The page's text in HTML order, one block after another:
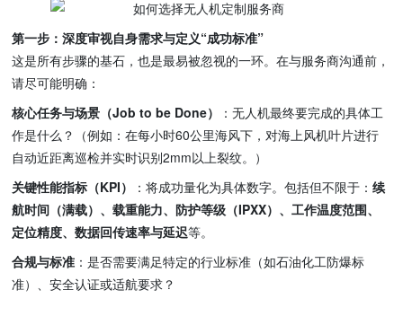
第一步：深度审视自身需求与定义“成功标准”
这是所有步骤的基石，也是最易被忽视的一环。在与服务商沟通前，
请尽可能明确：
核心任务与场景（Job to be Done）
：无人机最终要完成的具体工
作是什么？（例如：在每小时60公里海风下，对海上风机叶片进行
自动近距离巡检并实时识别2mm以上裂纹。）
关键性能指标（KPI）
：将成功量化为具体数字。包括但不限于：续
航时间（满载）、载重能力、防护等级（IPXX）、工作温度范围、
定位精度、数据回传速率与延迟等。
合规与标准 ：是否需要满足特定的行业标准（如石油化工防爆标
准）、安全认证或适航要求？